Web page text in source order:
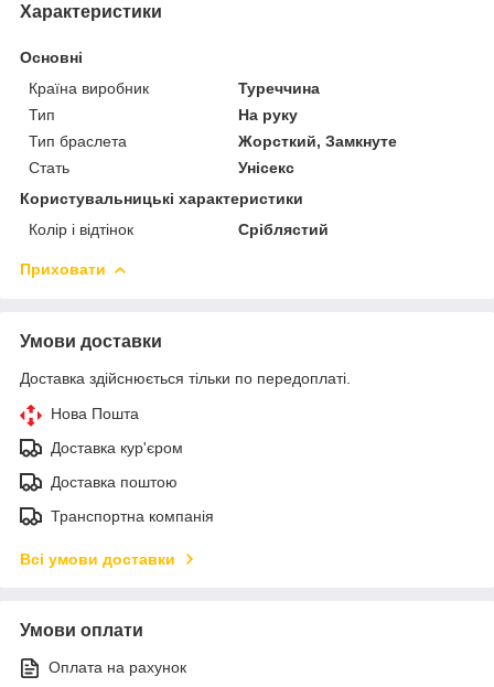
Характеристики
Основні
Країна виробник
Туреччина
Тип
На руку
Тип браслета
Жорсткий, Замкнуте
Стать
Унісекс
Користувальницькі характеристики
Колір і відтінок
Сріблястий
Приховати
Умови доставки
Доставка здійснюється тільки по передоплаті.
Нова Пошта
Доставка кур'єром
Доставка поштою
Транспортна компанія
Всі умови доставки
Умови оплати
Оплата на рахунок